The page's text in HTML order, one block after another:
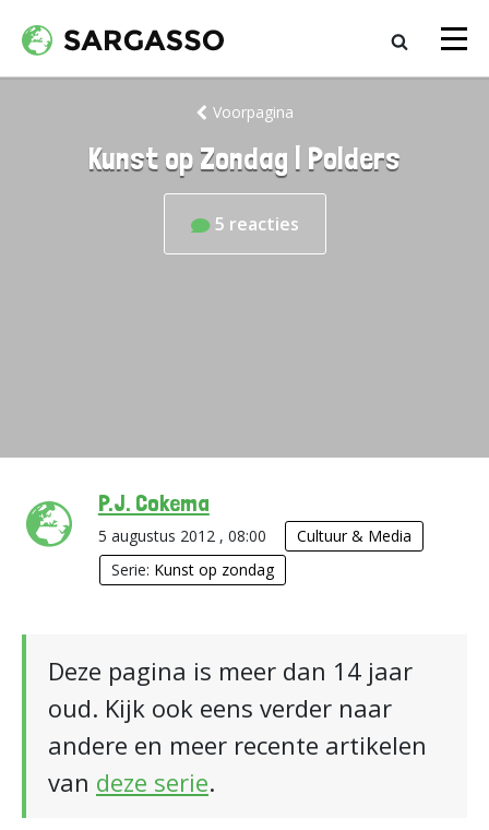
Voorpagina
Kunst op Zondag | Polders
5 reacties
P.J. Cokema
5 augustus 2012 , 08:00
Cultuur & Media
Serie: Kunst op zondag
Deze pagina is meer dan 14 jaar
oud. Kijk ook eens verder naar
andere en meer recente artikelen
van deze serie.